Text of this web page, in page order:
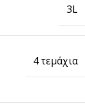
3L
4 τεμάχια